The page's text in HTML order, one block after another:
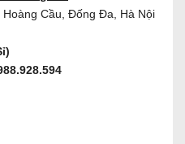
Cầu, Đống Đa, Hà Nội